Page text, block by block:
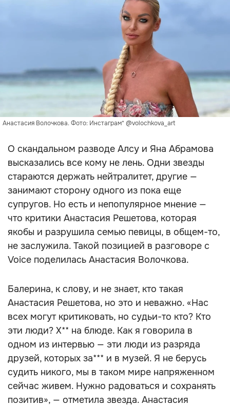
Анастасия Волочкова. Фото: Инстаграм* @volochkova_art
О скандальном разводе Алсу и Яна Абрамова
высказались все кому не лень. Одни звезды
стараются держать нейтралитет, другие —
занимают сторону одного из пока еще
супругов. Но есть и непопулярное мнение —
что критики Анастасия Решетова, которая
якобы и разрушила семью певицы, в общем-то,
не заслужила. Такой позицией в разговоре с
Voice поделилась Анастасия Волочкова.
Балерина, к слову, и не знает, кто такая
Анастасия Решетова, но это и неважно. «Нас
всех могут критиковать, но судьи-то кто? Кто
эти люди? Х** на блюде. Как я говорила в
одном из интервью — эти люди из разряда
друзей, которых за*** и в музей. Я не берусь
судить никого, мы в таком мире напряженном
сейчас живем. Нужно радоваться и сохранять
позитив», — отметила звезда. Анастасия